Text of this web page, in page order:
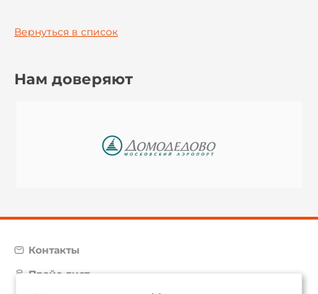
Вернуться в список
Нам доверяют
Контакты
Прайс-лист